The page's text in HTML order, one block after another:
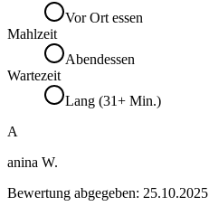
Vor Ort essen
Mahlzeit
Abendessen
Wartezeit
Lang (31+ Min.)
A
anina W.
Bewertung abgegeben: 25.10.2025